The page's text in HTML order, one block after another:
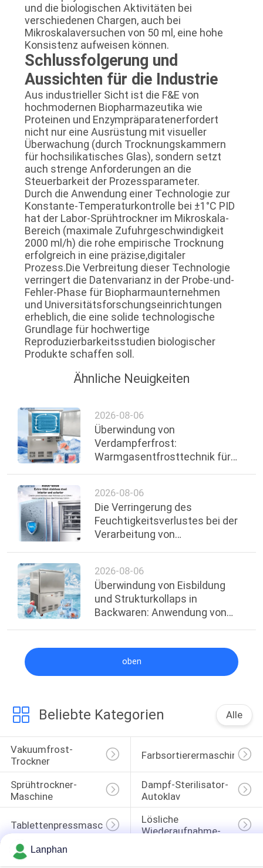
und die biologischen Aktivitäten bei
verschiedenen Chargen, auch bei
Mikroskalaversuchen von 50 ml, eine hohe
Konsistenz aufweisen können.
Schlussfolgerung und
Aussichten für die Industrie
Aus industrieller Sicht ist die F&E von
hochmodernen Biopharmazeutika wie
Proteinen und Enzympräparatenerfordert
nicht nur eine Ausrüstung mit visueller
Überwachung (durch Trocknungskammern
für hochsilikatisches Glas), sondern setzt
auch strenge Anforderungen an die
Steuerbarkeit der Prozessparameter.
Durch die Anwendung einer Technologie zur
Konstante-Temperaturkontrolle bei ±1°C PID
hat der Labor-Sprühtrockner im Mikroskala-
Bereich (maximale Zufuhrgeschwindigkeit
2000 ml/h) die rohe empirische Trocknung
erfolgreich in eine präzise,digitaler
Prozess.Die Verbreitung dieser Technologie
verringert die Datenvarianz in der Probe-und-
Fehler-Phase für Biopharmaunternehmen
und Universitätsforschungseinrichtungen
erheblich, die eine solide technologische
Grundlage für hochwertige
Reproduzierbarkeitsstudien biologischer
Produkte schaffen soll.
Ähnliche Neuigkeiten
2026-08-06
Überwindung von
Verdampferfrost:
Warmgasentfrosttechnik für
2026-08-06
Die Verringerung des
Feuchtigkeitsverlustes bei der
Verarbeitung von
Kühlung die Qualität erhalten
2026-08-06
Überwindung von Eisbildung
und Strukturkollaps in
Backwaren: Anwendung von
oben
Beliebte Kategorien Alle
Vakuumfrost-
Trockner
Farbsortierermaschine
Sprühtrockner-
Maschine
Dampf-Sterilisator-
Autoklav
Tablettenpressmaschine
Lösliche
Wiederaufnahme-
Laborglasreaktor
Lanphan